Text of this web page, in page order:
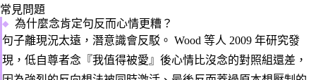
常見問題
為什麼念肯定句反而心情更糟？
句子離現況太遠，潛意識會反駁。 Wood 等人 2009 年研究發
現，低自尊者念『我值得被愛』後心情比沒念的對照組還差，